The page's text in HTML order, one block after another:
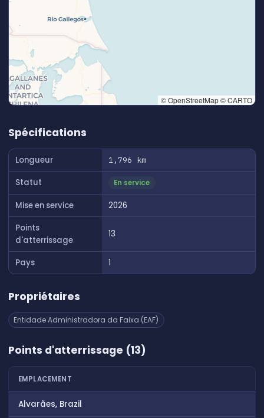
© OpenStreetMap © CARTO
Spécifications
Longueur 1,796 km
Statut En service
Mise en service
2026
Points
d'atterrissage
13
Pays 1
Propriétaires
Entidade Administradora da Faixa (EAF)
Points d'atterrissage (13)
EMPLACEMENT
Alvarães, Brazil